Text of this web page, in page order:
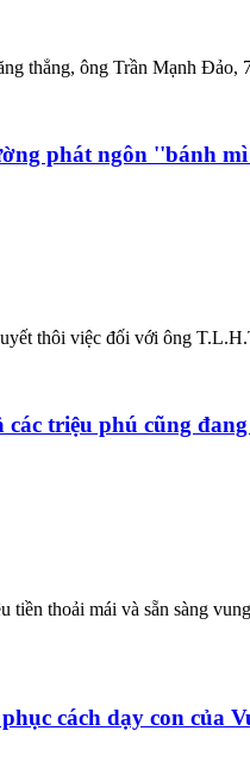
thẳng, ông Trần Mạnh
phát ngôn ''bánh
thôi việc đối với ông
các triệu phú cũng
tiền thoải mái và sẵn sàng
cách dạy con của